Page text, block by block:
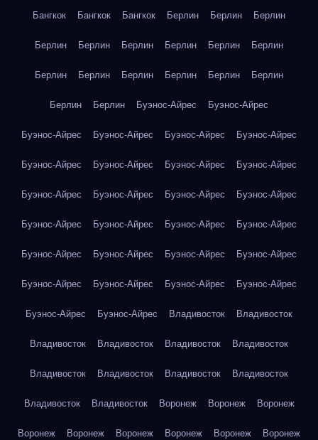
Бангкок Бангкок Бангкок Берлин Берлин Берлин
Берлин Берлин Берлин Берлин Берлин Берлин
Берлин Берлин Берлин Берлин Берлин Берлин
Берлин Берлин Буэнос-Айрес Буэнос-Айрес
Буэнос-Айрес Буэнос-Айрес Буэнос-Айрес Буэнос-Айрес
Буэнос-Айрес Буэнос-Айрес Буэнос-Айрес Буэнос-Айрес
Буэнос-Айрес Буэнос-Айрес Буэнос-Айрес Буэнос-Айрес
Буэнос-Айрес Буэнос-Айрес Буэнос-Айрес Буэнос-Айрес
Буэнос-Айрес Буэнос-Айрес Буэнос-Айрес Буэнос-Айрес
Буэнос-Айрес Буэнос-Айрес Буэнос-Айрес Буэнос-Айрес
Буэнос-Айрес Буэнос-Айрес Владивосток Владивосток
Владивосток Владивосток Владивосток Владивосток
Владивосток Владивосток Владивосток Владивосток
Владивосток Владивосток Воронеж Воронеж Воронеж
Воронеж Воронеж Воронеж Воронеж Воронеж Воронеж